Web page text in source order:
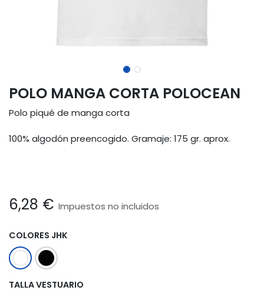
POLO MANGA CORTA POLOCEAN
Polo piqué de manga corta
100% algodón preencogido. Gramaje: 175 gr. aprox.
6,28 € Impuestos no incluidos
COLORES JHK
TALLA VESTUARIO